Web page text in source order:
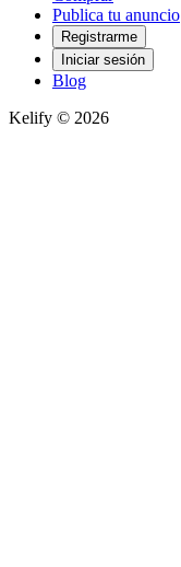
Publica tu anuncio
Registrarme
Iniciar sesión
Blog
Kelify © 2026